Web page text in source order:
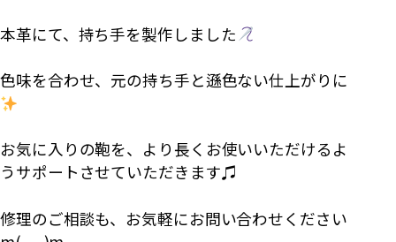
本革にて、持ち手を製作しました
色味を合わせ、元の持ち手と遜色ない仕上がりに
お気に入りの鞄を、より長くお使いいただけるよ
うサポートさせていただきます♫
修理のご相談も、お気軽にお問い合わせください